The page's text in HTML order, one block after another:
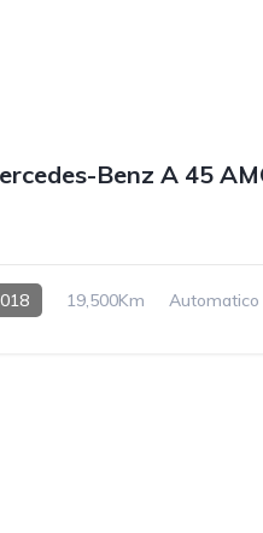
19,500Km Automatico